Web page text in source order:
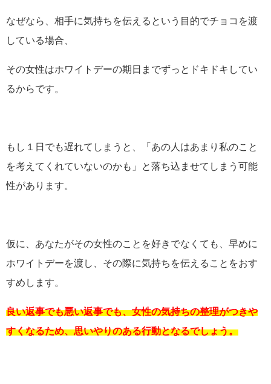
なぜなら、相手に気持ちを伝えるという目的でチョコを渡
している場合、
その女性はホワイトデーの期日までずっとドキドキしてい
るからです。
もし１日でも遅れてしまうと、「あの人はあまり私のこと
を考えてくれていないのかも」と落ち込ませてしまう可能
性があります。
仮に、あなたがその女性のことを好きでなくても、早めに
ホワイトデーを渡し、その際に気持ちを伝えることをおす
すめします。
良い返事でも悪い返事でも、女性の気持ちの整理がつきや
すくなるため、思いやりのある行動となるでしょう。